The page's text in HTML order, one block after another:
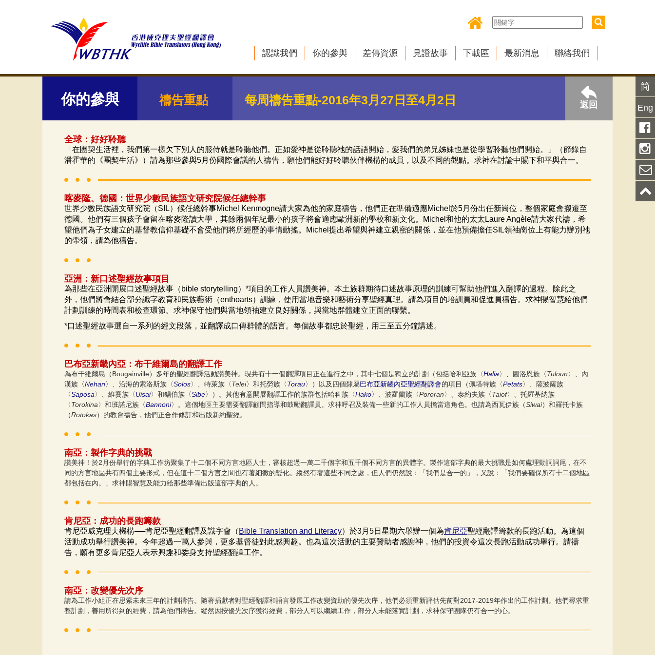
認識我們 你的參與 差傳資源 見證故事 下載區 最新消息 聯絡我們
你的參與 禱告重點 每周禱告重點-2016年3月27日至4月2日 返回
全球：好好聆聽
「在團契生活裡，我們第一樣欠下別人的服侍就是聆聽他們。正如愛神是從聆聽祂的話語開始，愛我們的弟兄姊妹也是從學習聆聽他們開始。」（節錄自
潘霍華的《團契生活》）請為那些參與5月份國際會議的人禱告，願他們能好好聆聽伙伴機構的成員，以及不同的觀點。求神在討論中賜下和平與合一。
喀麥隆、德國：世界少數民族語文研究院候任總幹事
世界少數民族語文研究院（SIL）候任總幹事Michel Kenmogne請大家為他的家庭禱告，他們正在準備適應Michel 於5月份出任新崗位，整個家庭會搬遷至
德國。他們有三個孩子會留在喀麥隆讀大學，其餘兩個年紀最小的孩子將會適應歐洲新的學校和新文化。
Michel 和他的太太 LaureAngèle請大家代禱， 希
望他們為子女建立的基督教信仰基礎不會受他們將所經歷的事情動搖。
Michel 提出希望與神建立親密的關係，並在他預備擔任SIL領袖崗位上有能力辦別祂
的帶領，請為他禱告。
亞洲：新口述聖經故事項目
為那些在亞洲開展口述聖經故事（ bible storytelling） *項目的工作人員讚美神。本土族群期待口述故事原理的訓練可幫助他們進入翻譯的過程。除此之
外，他們將會結合部分識字教育和民族藝術（enthoarts）訓練，使用當地音樂和藝術分享聖經真理。請為項目的培訓員和促進員禱告。求神賜智慧給他們
計劃訓練的時間表和檢查環節。求神保守他們與當地領袖建立良好關係，與當地群體建立正面的聯繫。
*口述聖經故事選自一系列的經文段落，並翻譯成口傳群體的語言。每個故事都忠於聖經，用三至五分鐘講述。
巴布亞新畿內亞：布干維爾島的翻譯工作
為布干維爾島（ Bougainville）多年的聖經翻譯活動讚美神。現共有十一個翻譯項目正在進行之中，其中七個是獨立的計劃（包括哈利亞族〈Halia 〉、圖洛恩族〈 Tuloun 〉、內
漢族〈Nehan〉、沿海的索洛斯族〈Solos〉、特萊族〈 Telei〉和托勞族〈 Torau〉）以及四個隸屬巴布亞新畿內亞聖經翻譯會的項目（佩塔特族〈Petats〉、薩波薩族
〈Saposa 〉、維賽族〈 Uisai〉和錫伯族〈Sibe〉）。其他有意開展翻譯工作的族群包括哈科族〈Hako〉、波羅蘭族〈Pororan 〉、泰約夫族〈 Taiof〉、托羅基納族
〈 Torokina 〉和班諾尼族〈Bannoni〉。這個地區主要需要翻譯顧問指導和鼓勵翻譯員。求神呼召及裝備一些新的工作人員擔當這角色。也請為西瓦伊族（Siwai）和羅托卡族
（Rotokas）的教會禱告，他們正合作修訂和出版新約聖經。
南亞：製作字典的挑戰
讚美神！於2 月份舉行的字典工作坊聚集了十二個不同方言地區人士，審核超過一萬二千個字和五千個不同方言的異體字。製作這部字典的最大挑戰是如何處理動詞詞尾，在不
同的方言地區共有四個主要形式，但在這十二個方言之間也有著細微的變化。縱然有著這些不同之處，但人們仍然說：「我們是合一的」，又說：「我們要確保所有十二個地區
都包括在內。」求神賜智慧及能力給那些準備出版這部字典的人。
肯尼亞：成功的長跑籌款
肯尼亞威克理夫機構──肯尼亞聖經翻譯及識字會（ Bible Translation and Literacy）於3月 5日星期六舉辦一個為肯尼亞聖經翻譯籌款的長跑活動。為這個
活動成功舉行讚美神。今年超過一萬人參與，更多基督徒對此感興趣。也為這次活動的主要贊助者感謝神，他們的投資令這次長跑活動成功舉行。請禱
告，願有更多肯尼亞人表示興趣和委身支持聖經翻譯工作。
南亞：改變優先次序
請為工作小組正在思索未來三年的計劃禱告。隨著捐獻者對聖經翻譯和語言發展工作改變資助的優先次序，他們必須重新評估先前對2017-2019年作出的工作計劃。他們尋求重
整計劃，善用所得到的經費，請為他們禱告。縱然因按優先次序獲得經費，部分人可以繼續工作，部分人未能落實計劃，求神保守團隊仍有合一的心。
简
Eng